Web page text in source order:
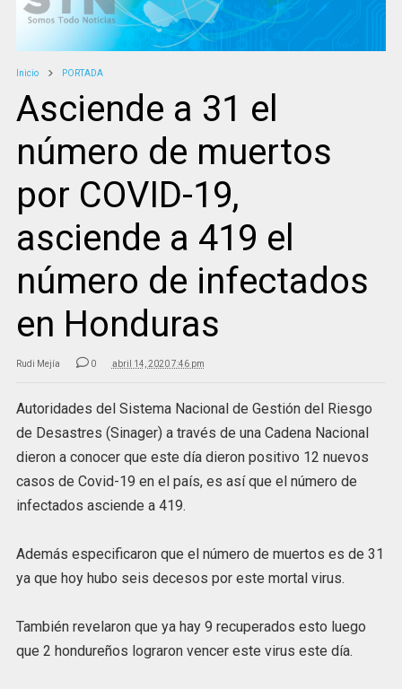
Inicio PORTADA
Asciende a 31 el
número de muertos
por COVID-19,
asciende a 419 el
número de infectados
en Honduras
Rudi Mejía 0 abril 14, 2020 7:46 pm
Autoridades del Sistema Nacional de Gestión del Riesgo
de Desastres (Sinager) a través de una Cadena Nacional
dieron a conocer que este día dieron positivo 12 nuevos
casos de Covid-19 en el país, es así que el número de
infectados asciende a 419.
Además especificaron que el número de muertos es de 31
ya que hoy hubo seis decesos por este mortal virus.
También revelaron que ya hay 9 recuperados esto luego
que 2 hondureños lograron vencer este virus este día.